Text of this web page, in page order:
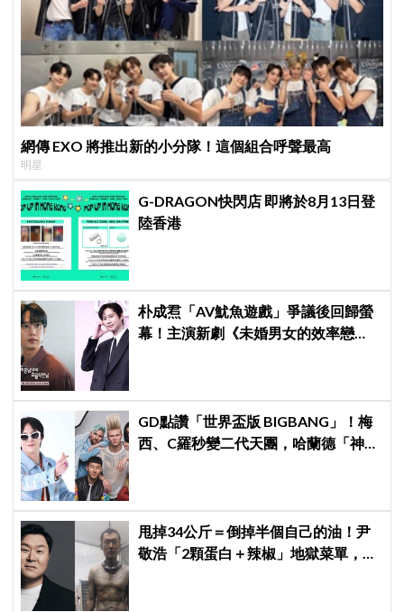
網傳 EXO 將推出新的小分隊！這個組合呼聲最高
明星
G-DRAGON快閃店 即將於8月13日登
陸香港
朴成焄「AV魷魚遊戲」爭議後回歸螢
幕！主演新劇《未婚男女的效率戀
GD點讚「世界盃版 BIGBANG」！梅
西、C羅秒變二代天團，哈蘭德「神還
甩掉34公斤＝倒掉半個自己的油！尹
敬浩「2顆蛋白＋辣椒」地獄菜單，你